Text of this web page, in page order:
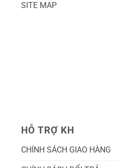
SITE MAP
HỖ TRỢ KH
CHÍNH SÁCH GIAO HÀNG